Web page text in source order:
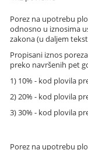
Porez na upotrebu
odnosno u iznosima
zakona (u daljem
Propisani iznos
preko navršenih pet
1) 10% - kod plovila
2) 20% - kod plovila
3) 30% - kod plovila
Porez na upotrebu